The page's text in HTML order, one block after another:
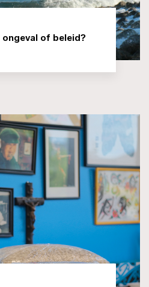
ongeval of beleid?